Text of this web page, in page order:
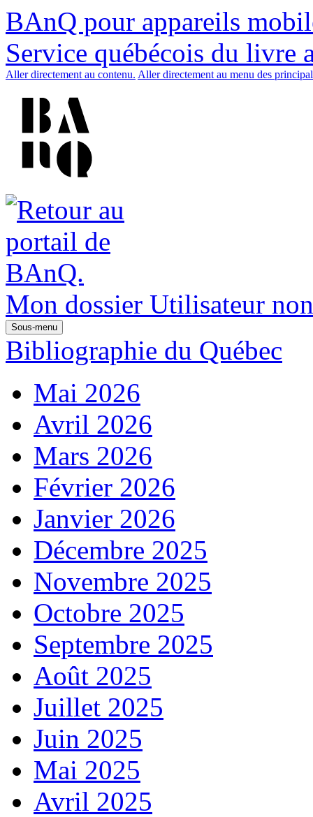
BAnQ pour appareils
Service québécois du livre
Aller directement au contenu. Aller directement au menu des
Mon dossier Utilisateur
Sous-menu
Bibliographie du Québec
Mai 2026
Avril 2026
Mars 2026
Février 2026
Janvier 2026
Décembre 2025
Novembre 2025
Octobre 2025
Septembre 2025
Août 2025
Juillet 2025
Juin 2025
Mai 2025
Avril 2025